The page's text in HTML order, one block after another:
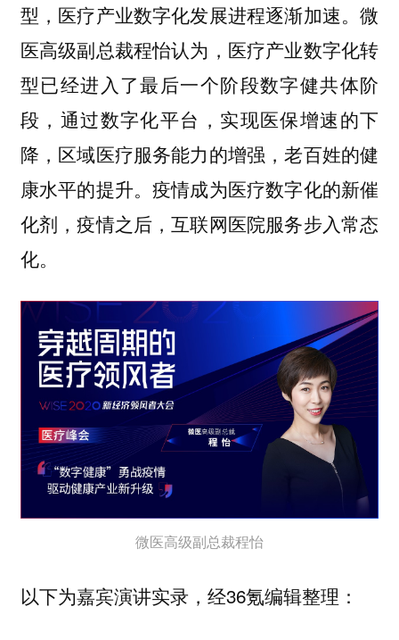
型，医疗产业数字化发展进程逐渐加速。微
医高级副总裁程怡认为，医疗产业数字化转
型已经进入了最后一个阶段数字健共体阶
段，通过数字化平台，实现医保增速的下
降，区域医疗服务能力的增强，老百姓的健
康水平的提升。疫情成为医疗数字化的新催
化剂，疫情之后，互联网医院服务步入常态
化。
微医高级副总裁程怡
以下为嘉宾演讲实录，经36氪编辑整理：